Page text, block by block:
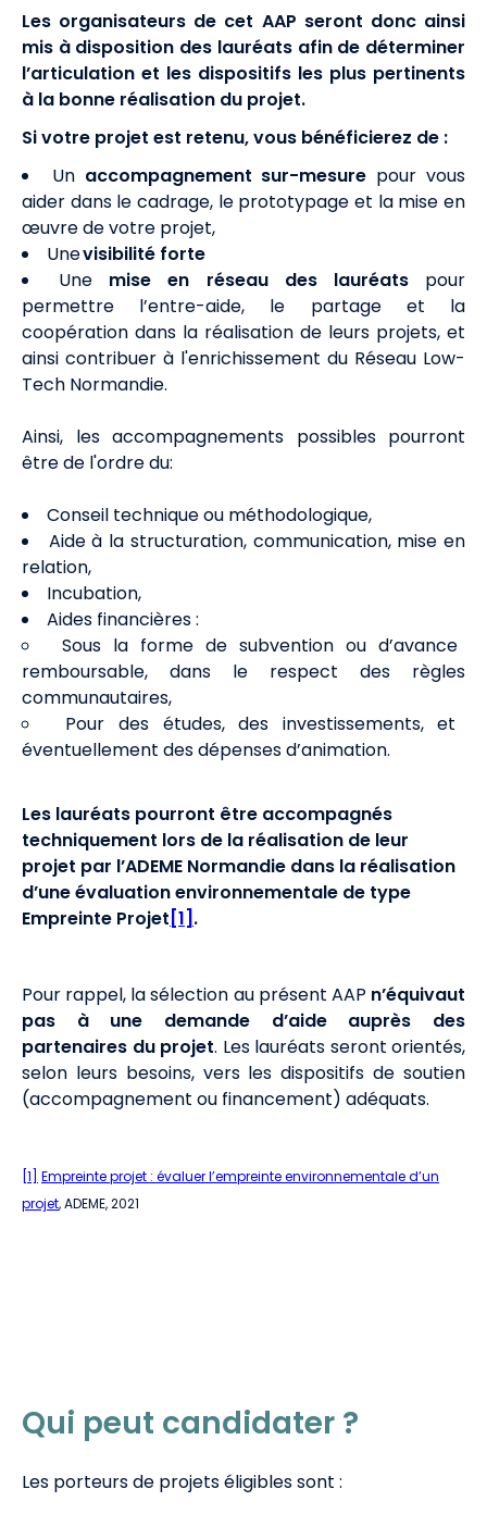
Les organisateurs de cet AAP seront donc ainsi
mis à disposition des lauréats afin de déterminer
l’articulation et les dispositifs les plus pertinents
à la bonne réalisation du projet.
Si votre projet est retenu, vous bénéficierez de :
Un accompagnement sur-mesure pour vous
aider dans le cadrage, le prototypage et la mise en
œuvre de votre projet,
Unevisibilité forte
Une mise en réseau des lauréatspour
permettre l’entre-aide, le partage et la
coopération dans la réalisation de leurs projets, et
ainsi contribuer à l'enrichissement du Réseau Low-
Tech Normandie.
Ainsi, les accompagnements possibles pourront
être de l'ordre du:
Conseil technique ou méthodologique,
Aide à la structuration, communication, mise en
relation,
Incubation,
Aides financières :
Sous la forme de subvention ou d’avance
remboursable, dans le respect des règles
communautaires,
Pour des études, des investissements, et
éventuellement des dépenses d’animation.
Les lauréats pourront être accompagnés
techniquement lors de la réalisation de leur
projet par l’ADEME Normandie dans la réalisation
d’une évaluation environnementale de type
Empreinte Projet [1] .
Pour rappel, la sélection au présent AAP n’équivaut
pas à une demande d’aide auprès des
partenaires du projet. Les lauréats seront orientés,
selon leurs besoins, vers les dispositifs de soutien
(accompagnement ou financement) adéquats.
[1] Empreinte projet : évaluer l’empreinte environnementale d’un
projet, ADEME, 2021
Qui peut candidater ?
Les porteurs de projets éligibles sont :